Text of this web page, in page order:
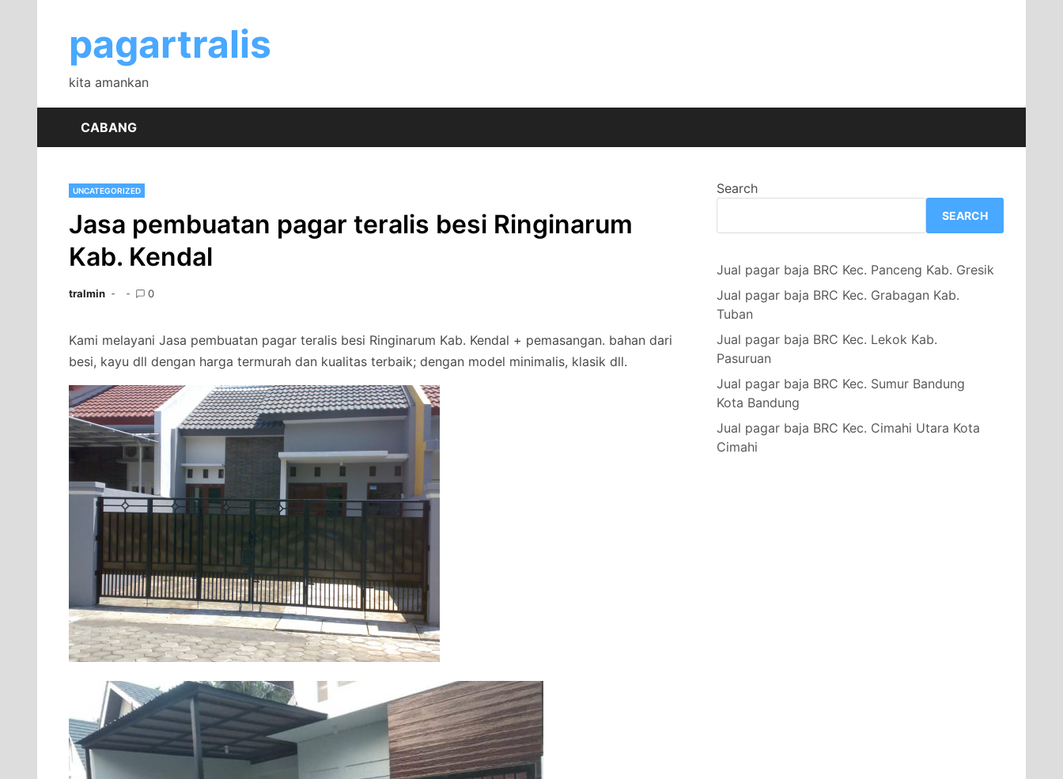
contentpagartralis
kita amankan
CABANG
UNCATEGORIZED
Jasa pembuatan pagar teralis besi Ringinarum
Kab. Kendal
tralmin 0
Kami melayani Jasa pembuatan pagar teralis besi Ringinarum Kab. Kendal + pemasangan. bahan dari
besi, kayu dll dengan harga termurah dan kualitas terbaik; dengan model minimalis, klasik dll.
Search
SEARCH
Jual pagar baja BRC Kec. Panceng Kab. Gresik
Jual pagar baja BRC Kec. Grabagan Kab.
Tuban
Jual pagar baja BRC Kec. Lekok Kab.
Pasuruan
Jual pagar baja BRC Kec. Sumur Bandung
Kota Bandung
Jual pagar baja BRC Kec. Cimahi Utara Kota
Cimahi